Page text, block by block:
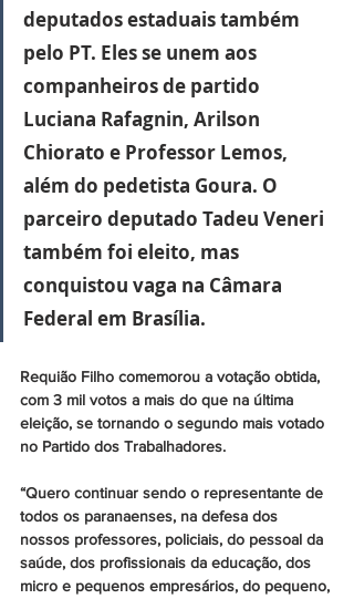
deputados estaduais também
pelo PT. Eles se unem aos
companheiros de partido
Luciana Rafagnin, Arilson
Chiorato e Professor Lemos,
além do pedetista Goura. O
parceiro deputado Tadeu Veneri
também foi eleito, mas
conquistou vaga na Câmara
Federal em Brasília.
Requião Filho comemorou a votação obtida,
com 3 mil votos a mais do que na última
eleição, se tornando o segundo mais votado
no Partido dos Trabalhadores.
“Quero continuar sendo o representante de
todos os paranaenses, na defesa dos
nossos professores, policiais, do pessoal da
saúde, dos profissionais da educação, dos
micro e pequenos empresários, do pequeno,